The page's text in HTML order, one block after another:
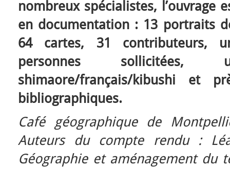
nombreux spécialistes, l’ouvrage
en documentation : 13 portraits
64 cartes, 31 contributeurs,
personnes
shimaore/français/kibushi et
bibliographiques.
Café géographique de
Auteurs du compte rendu :
Géographie et aménagement du